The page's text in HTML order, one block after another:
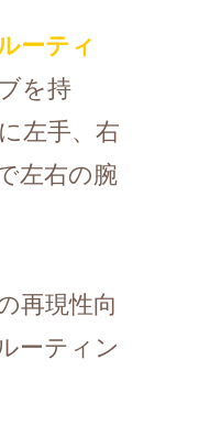
ーティ
を持
左手、右
左右の腕
再現性向
ーティン